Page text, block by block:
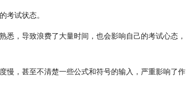
考试状态。
悉，导致浪费了大量时间，也会影响自己的考试心态，
慢，甚至不清楚一些公式和符号的输入，严重影响了作